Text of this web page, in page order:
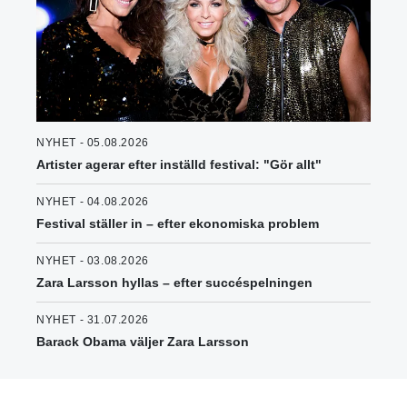
NYHET - 05.08.2026
Artister agerar efter inställd festival: "Gör allt"
NYHET - 04.08.2026
Festival ställer in – efter ekonomiska problem
NYHET - 03.08.2026
Zara Larsson hyllas – efter succéspelningen
NYHET - 31.07.2026
Barack Obama väljer Zara Larsson